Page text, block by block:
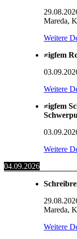
Mareda,
Weitere
≠igfem
Weitere
≠igfem
Weitere
04.09.2026
Mareda,
Weitere